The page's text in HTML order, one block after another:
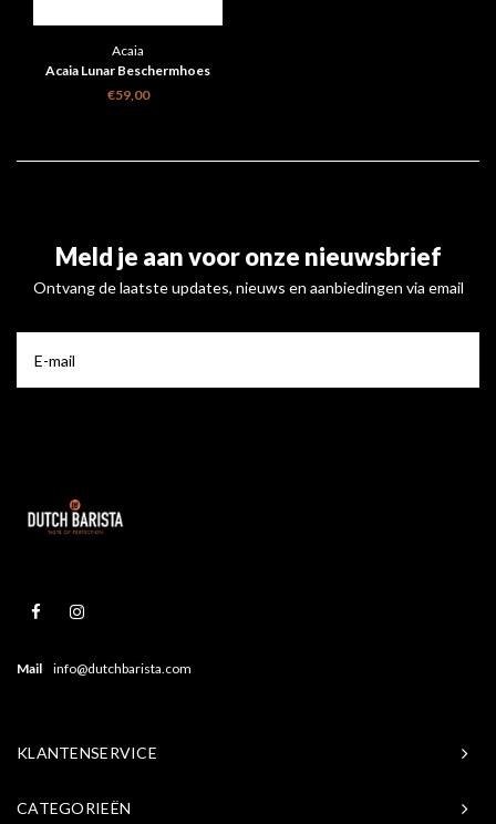
Acaia
Acaia Lunar Beschermhoes
€59,00
Meld je aan voor onze nieuwsbrief
Ontvang de laatste updates, nieuws en aanbiedingen via email
Mail info@dutchbarista.com
KLANTENSERVICE
CATEGORIEËN